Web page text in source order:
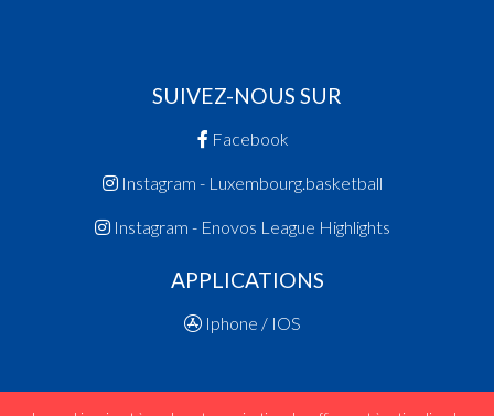
SUIVEZ-NOUS SUR
Facebook
Instagram - Luxembourg.basketball
Instagram - Enovos League Highlights
APPLICATIONS
Iphone / IOS